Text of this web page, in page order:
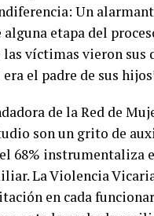
Un
etapa del
las víctimas vieron sus
era el padre de sus
de la Red de
son un grito de
68% instrumentaliza
La Violencia
en cada